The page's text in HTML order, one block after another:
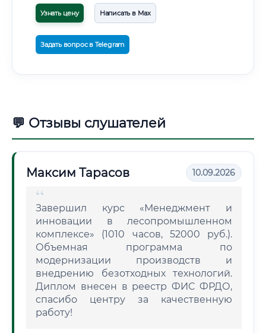
Узнать цену Написать в Max
Задать вопрос в Telegram
💬 Отзывы слушателей
Максим Тарасов 10.09.2026
Завершил курс «Менеджмент и
инновации в лесопромышленном
комплексе» (1010 часов, 52000 руб.).
Объемная программа по
модернизации производств и
внедрению безотходных технологий.
Диплом внесен в реестр ФИС ФРДО,
спасибо центру за качественную
работу!